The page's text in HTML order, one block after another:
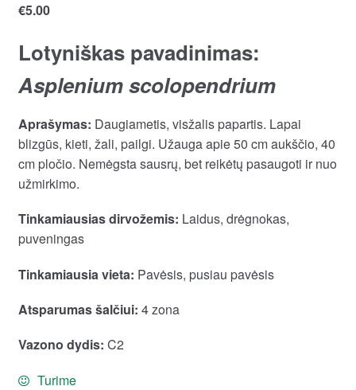
€5.00
Lotyniškas pavadinimas:
Asplenium scolopendrium
Aprašymas: Daugiametis, visžalis papartis. Lapai
blizgūs, kieti, žali, pailgi. Užauga apie 50 cm aukščio, 40
cm pločio. Nemėgsta sausrų, bet reikėtų pasaugoti ir nuo
užmirkimo.
Tinkamiausias dirvožemis: Laidus, drėgnokas,
puveningas
Tinkamiausia vieta: Pavėsis, pusiau pavėsis
Atsparumas šalčiui: 4 zona
Vazono dydis: C2
Turime